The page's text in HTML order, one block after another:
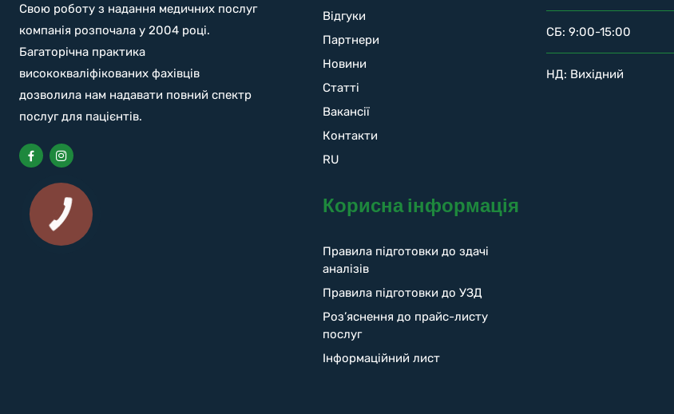
Свою роботу з надання медичних послуг
компанія розпочала у 2004 році.
Багаторічна практика
висококваліфікованих фахівців
дозволила нам надавати повний спектр
послуг для пацієнтів.
Відгуки
Партнери
Новини
Статті
Вакансії
Контакти
RU
Корисна інформація
Правила підготовки до здачі
аналізів
Правила підготовки до УЗД
Роз’яснення до прайс-листу
послуг
Інформаційний лист
СБ: 9:00-15:00
НД: Вихідний